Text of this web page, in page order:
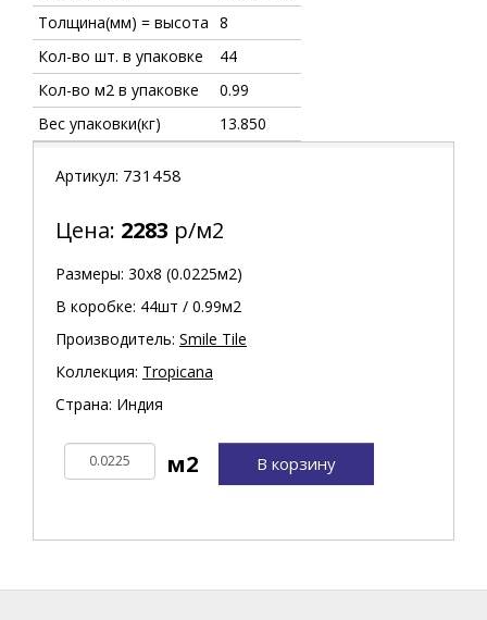
Толщина(мм) = высота 8
Кол-во шт. в упаковке
44
Кол-во м2 в упаковке
0.99
Вес упаковки(кг)
13.850
Артикул: 731458
Цена: 2283 р/м2
Размеры: 30х8 (0.0225м2)
В коробке: 44шт / 0.99м2
Производитель: Smile Tile
Коллекция: Tropicana
Страна: Индия
В корзину